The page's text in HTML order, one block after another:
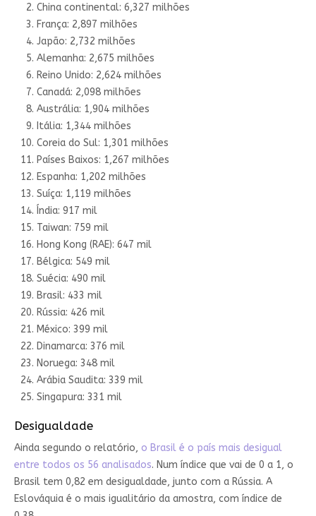
China continental: 6,327 milhões
França: 2,897 milhões
Japão: 2,732 milhões
Alemanha: 2,675 milhões
Reino Unido: 2,624 milhões
Canadá: 2,098 milhões
Austrália: 1,904 milhões
Itália: 1,344 milhões
Coreia do Sul: 1,301 milhões
Países Baixos: 1,267 milhões
Espanha: 1,202 milhões
Suíça: 1,119 milhões
Índia: 917 mil
Taiwan: 759 mil
Hong Kong (RAE): 647 mil
Bélgica: 549 mil
Suécia: 490 mil
Brasil: 433 mil
Rússia: 426 mil
México: 399 mil
Dinamarca: 376 mil
Noruega: 348 mil
Arábia Saudita: 339 mil
Singapura: 331 mil
Desigualdade
Ainda segundo o relatório, o Brasil é o país mais desigual
entre todos os 56 analisados. Num índice que vai de 0 a 1, o
Brasil tem 0,82 em desigualdade, junto com a Rússia. A
Eslováquia é o mais igualitário da amostra, com índice de